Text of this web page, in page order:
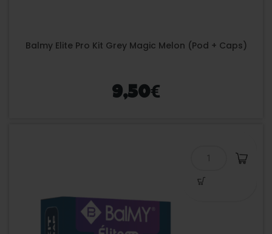
Balmy Elite Pro Kit Grey Magic Melon (Pod + Caps)
9,50€